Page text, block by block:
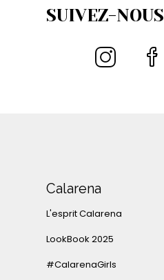
SUIVEZ-NOUS
Calarena
L'esprit Calarena
LookBook 2025
#CalarenaGirls